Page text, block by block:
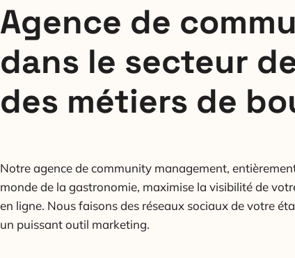
Agence de
dans le secteur
des métiers de
Notre agence de community management,
monde de la gastronomie, maximise la visibilité de
en ligne. Nous faisons des réseaux sociaux de votre
un puissant outil marketing.